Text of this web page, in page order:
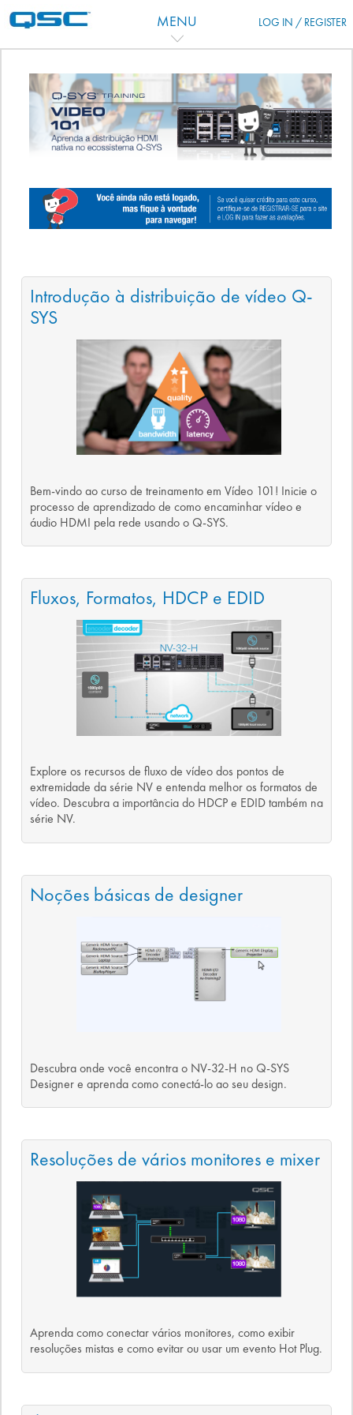
MENU LOG IN / REGISTER
Indice degli argomenti
Introdução à distribuição de vídeo Q-
SYS
Bem-vindo ao curso de treinamento em Vídeo 101! Inicie o
processo de aprendizado de como encaminhar vídeo e
áudio HDMI pela rede usando o Q-SYS.
Fluxos, Formatos, HDCP e EDID
Explore os recursos de fluxo de vídeo dos pontos de
extremidade da série NV e entenda melhor os formatos de
vídeo. Descubra a importância do HDCP e EDID também na
série NV.
Noções básicas de designer
Descubra onde você encontra o NV-32-H no Q-SYS
Designer e aprenda como conectá-lo ao seu design.
Resoluções de vários monitores e mixer
Aprenda como conectar vários monitores, como exibir
resoluções mistas e como evitar ou usar um evento Hot Plug.